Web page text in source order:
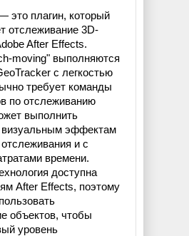
это плагин, который
отслеживание 3D-
After Effects.
moving" выполняются
с легкостью
требует команды
по отслеживанию
выполнить
визуальным эффектам
и с
времени.
доступна
After Effects, поэтому
объектов, чтобы
уровень